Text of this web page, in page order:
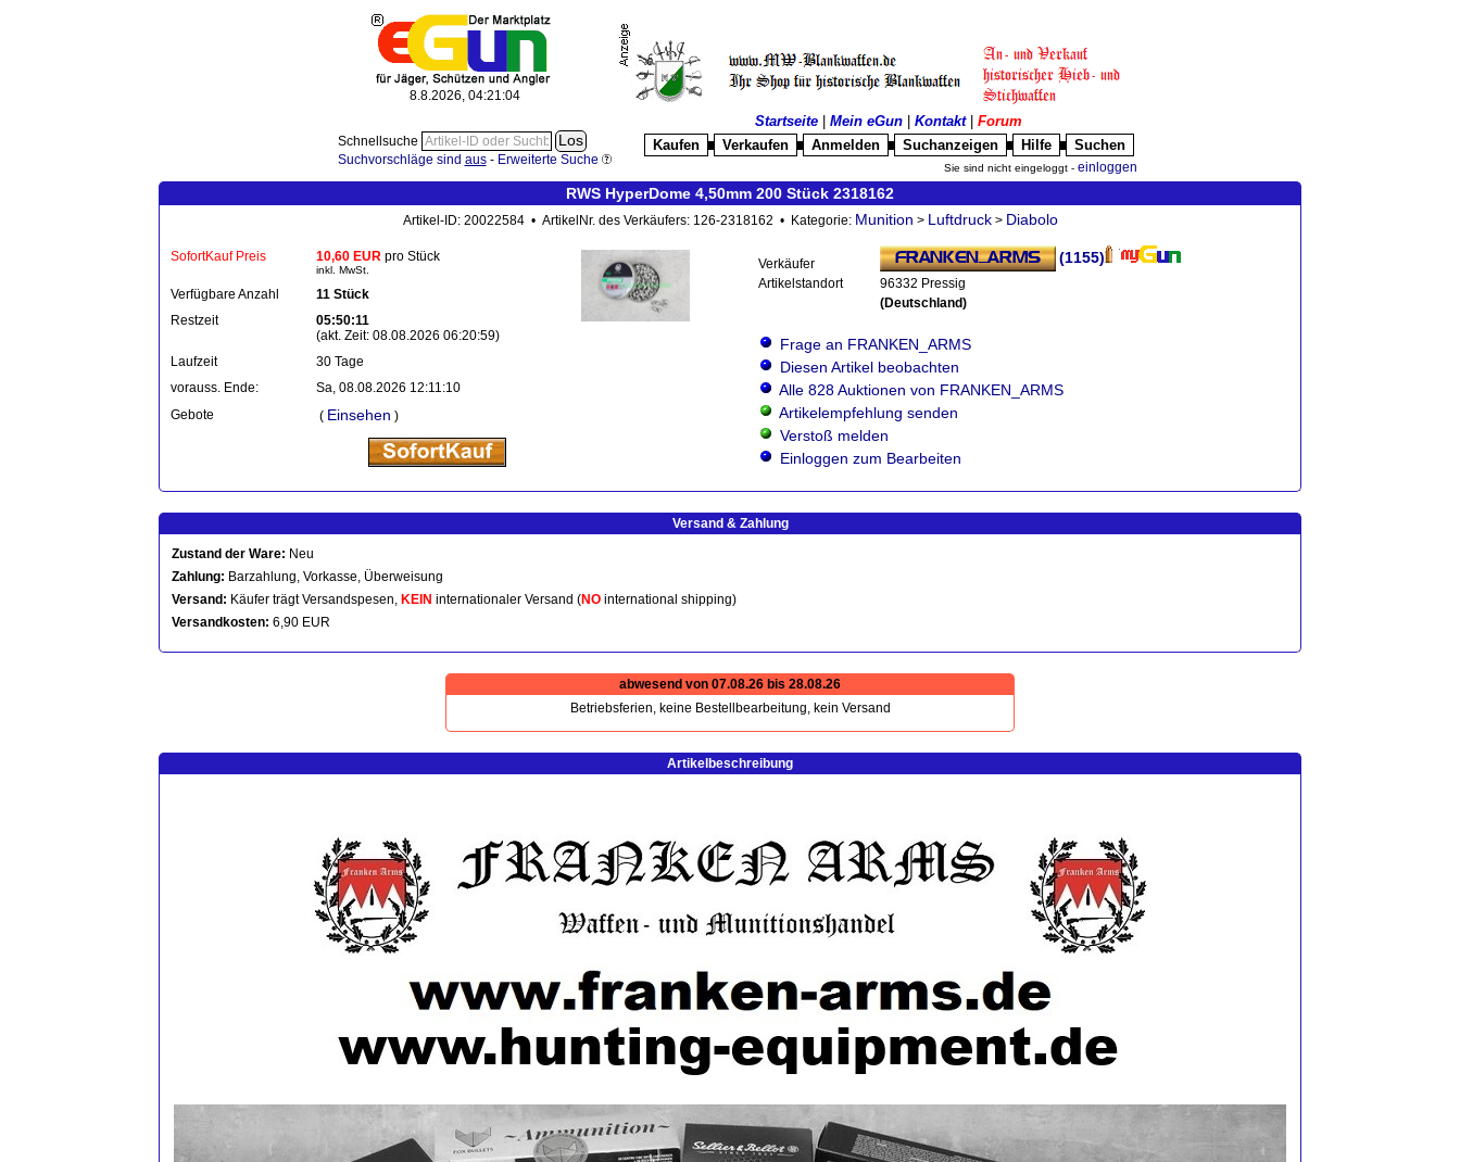
8.8.2026, 04:21:06
Schnellsuche
Suchvorschläge sind aus- Erweiterte Suche
Startseite Mein eGun Kontakt| Forum
Kaufen
Verkaufen Anmelden Suchanzeigen Hilfe Suchen
Sie sind nicht eingeloggt - einloggen
RWS HyperDome 4,50mm 200 Stück 2318162
Artikel-ID: 20022584 • ArtikelNr. des Verkäufers: 126-2318162 • Kategorie: Munition > Luftdruck> Diabolo
SofortKauf Preis 10,60 EUR pro Stück
inkl. MwSt.
Verfügbare Anzahl
11 Stück
Restzeit
05:50:11
(akt. Zeit: 08.08.2026 06:20:59)
Laufzeit
30 Tage
vorauss. Ende:
Sa, 08.08.2026 12:11:10
Gebote
( Einsehen )
Verkäufer (1155)
Artikelstandort
96332 Pressig
(Deutschland)
Frage an FRANKEN_ARMS
Diesen Artikel beobachten
Alle 828 Auktionen von FRANKEN_ARMS
Artikelempfehlung senden
Verstoß melden
Einloggen zum Bearbeiten
Versand & Zahlung
Zustand der Ware: Neu
Zahlung: Barzahlung, Vorkasse, Überweisung
Versand: Käufer trägt Versandspesen, KEIN internationaler Versand (NO international shipping)
Versandkosten: 6,90 EUR
abwesend von 07.08.26 bis 28.08.26
Betriebsferien, keine Bestellbearbeitung, kein Versand
Artikelbeschreibung